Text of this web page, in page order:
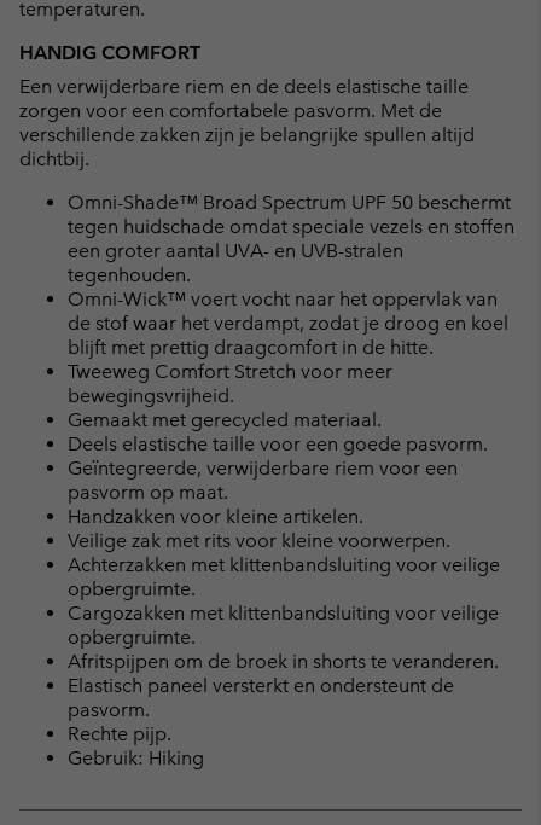
temperaturen.
HANDIG COMFORT
Een verwijderbare riem en de deels elastische taille
zorgen voor een comfortabele pasvorm. Met de
verschillende zakken zijn je belangrijke spullen altijd
dichtbij.
Omni-Shade™ Broad Spectrum UPF 50 beschermt
tegen huidschade omdat speciale vezels en stoffen
een groter aantal UVA- en UVB-stralen
tegenhouden.
Omni-Wick™ voert vocht naar het oppervlak van
de stof waar het verdampt, zodat je droog en koel
blijft met prettig draagcomfort in de hitte.
Tweeweg Comfort Stretch voor meer
bewegingsvrijheid.
Gemaakt met gerecycled materiaal.
Deels elastische taille voor een goede pasvorm.
Geïntegreerde, verwijderbare riem voor een
pasvorm op maat.
Handzakken voor kleine artikelen.
Veilige zak met rits voor kleine voorwerpen.
Achterzakken met klittenbandsluiting voor veilige
opbergruimte.
Cargozakken met klittenbandsluiting voor veilige
opbergruimte.
Afritspijpen om de broek in shorts te veranderen.
Elastisch paneel versterkt en ondersteunt de
pasvorm.
Rechte pijp.
Gebruik: Hiking